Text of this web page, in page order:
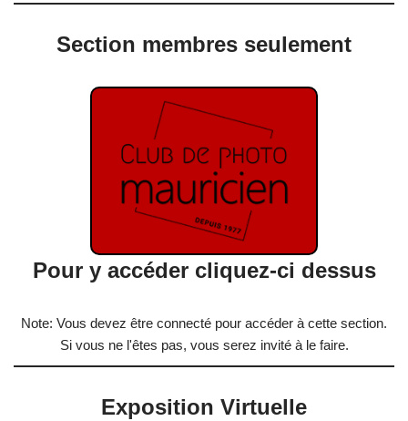
Section membres seulement
Pour y accéder cliquez-ci dessus
Note: Vous devez être connecté pour accéder à cette section.
Si vous ne l'êtes pas, vous serez invité à le faire.
Exposition Virtuelle